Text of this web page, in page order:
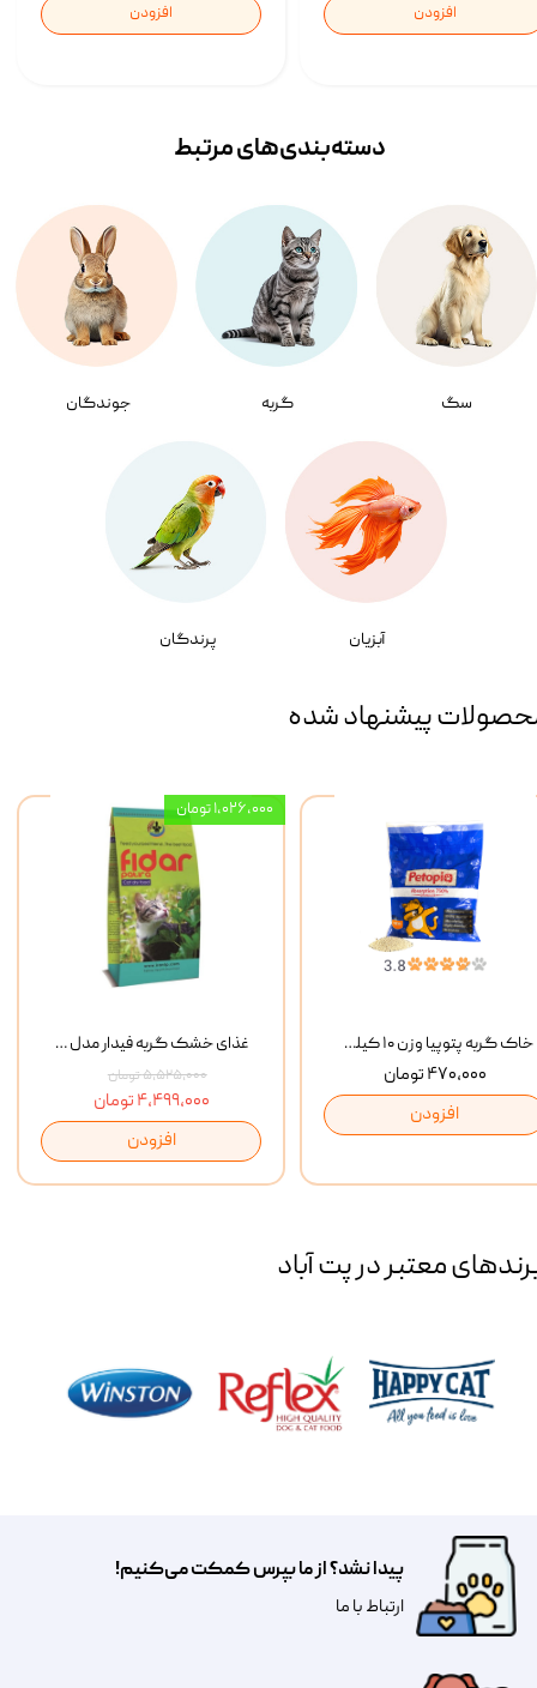
افزودن افزودن
سگ گربه جوندگان
آبزیان پرندگان
دسته‌بندی‌‌های مرتبط
پیشنهاد شده
غذای خشک گربه فیدار مدل Adult وزن 10 کیلوگرم
۵,۵۲۵,۰۰۰ تومان
۴,۴۹۹,۰۰۰ تومان
افزودن
۱,۰۲۶,۰۰۰ تومان
خاک گربه پتوپیا وزن ۱۰ کیلوگرم
۴۷۰,۰۰۰ تومان
افزودن
معتبر در پت آباد
پیدا نشد؟ از ما بپرس کمکت می‌کنیم!
​​​ارتباط با ما